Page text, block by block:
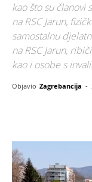
kao što su članovi
na RSC Jarun,
samostalnu
na RSC Jarun,
kao i osobe s
Objavio Zagrebancija -